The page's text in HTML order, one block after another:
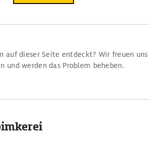
auf dieser Seite entdeckt? Wir freuen uns
und werden das Problem beheben.